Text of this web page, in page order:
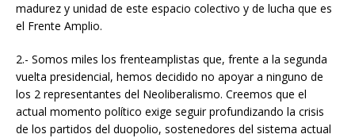
madurez y unidad de este espacio colectivo y de lucha que es
el Frente Amplio.
2.- Somos miles los frenteamplistas que, frente a la segunda
vuelta presidencial, hemos decidido no apoyar a ninguno de
los 2 representantes del Neoliberalismo. Creemos que el
actual momento político exige seguir profundizando la crisis
de los partidos del duopolio, sostenedores del sistema actual